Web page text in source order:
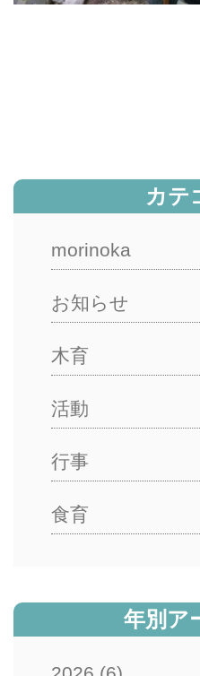
カテ
morinoka
お知らせ
木育
活動
行事
食育
年別ア